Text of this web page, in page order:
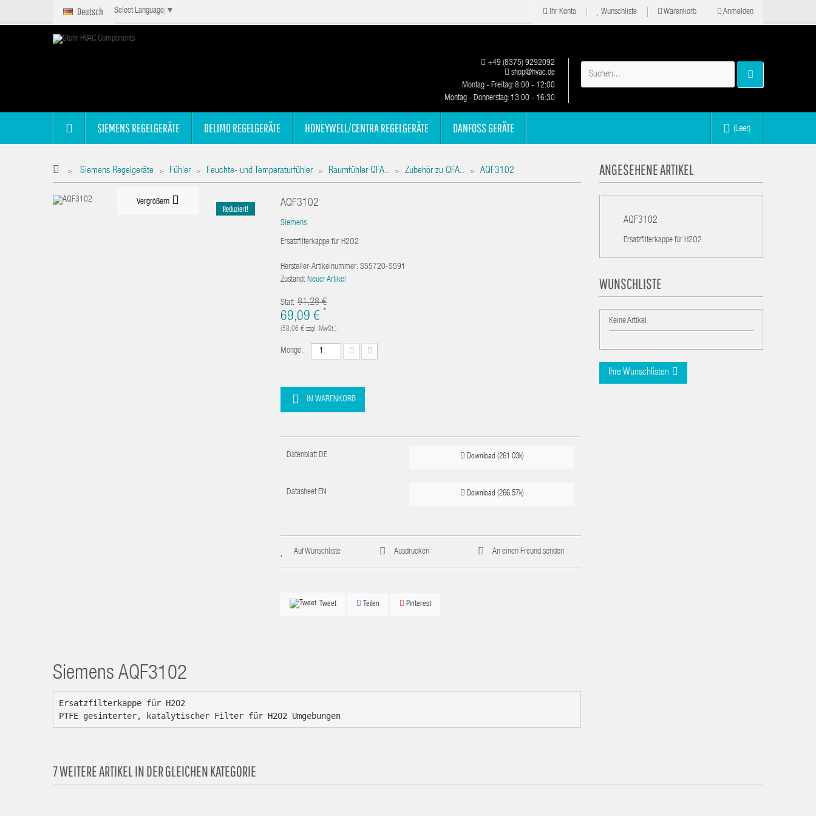
Ihr Konto Wunschliste Warenkorb Anmelden
Deutsch Select Language ▼
(Leer)
+49 (8375) 9292092
shop@hvac.de
Montag - Freitag: 8:00 - 12:00
Montag - Donnerstag: 13:00 - 16:30
SIEMENS REGELGERÄTE BELIMO REGELGERÄTE HONEYWELL/CENTRA REGELGERÄTE DANFOSS GERÄTE
> Siemens Regelgeräte > Fühler > Feuchte- und Temperaturfühler > Raumfühler QFA.. > Zubehör zu QFA.. > AQF3102
Reduziert!
Vergrößern AQF3102
Siemens
Ersatzfilterkappe für H2O2
Hersteller-Artikelnummer: S55720-S591
Zustand: Neuer Artikel
Statt 81,28 €
69,09 € *
(58,06 € zzgl. MwSt.)
Menge :
IN WARENKORB
Datenblatt DE Download (261.03k)
Datasheet EN Download (266.57k)
Auf Wunschliste Ausdrucken An einen Freund senden
Tweet Teilen Pinterest
Siemens AQF3102
Ersatzfilterkappe für H2O2
PTFE gesinterter, katalytischer Filter für H2O2 Umgebungen
ANGESEHENE ARTIKEL
AQF3102
Ersatzfilterkappe für H2O2
WUNSCHLISTE
Keine Artikel
Ihre Wunschlisten
7 WEITERE ARTIKEL IN DER GLEICHEN KATEGORIE